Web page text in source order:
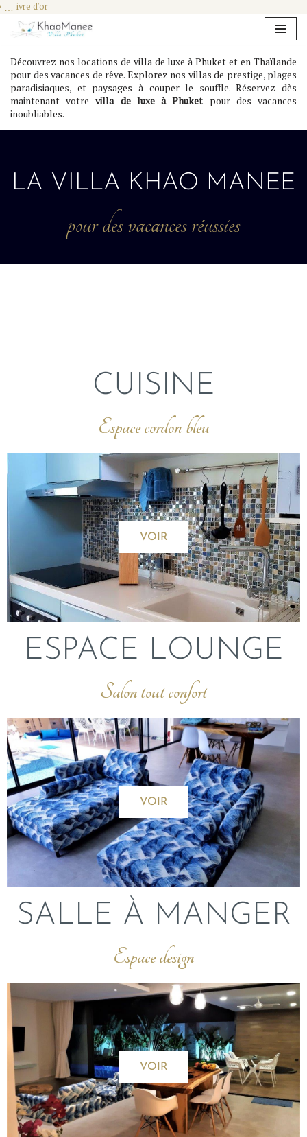
Aller
contenu
Livre d'or
Découvrez nos locations de villa de luxe à Phuket et en Thaïlande
pour des vacances de rêve. Explorez nos villas de prestige, plages
paradisiaques, et paysages à couper le souffle. Réservez dès
maintenant votrevilla de luxe à Phuket pour des vacances
inoubliables.
LA VILLA KHAO MANEE
pour des vacances réussies
CUISINE
Espace cordon bleu
VOIR
ESPACE LOUNGE
Salon tout confort
VOIR
SALLE À MANGER
Espace design
VOIR